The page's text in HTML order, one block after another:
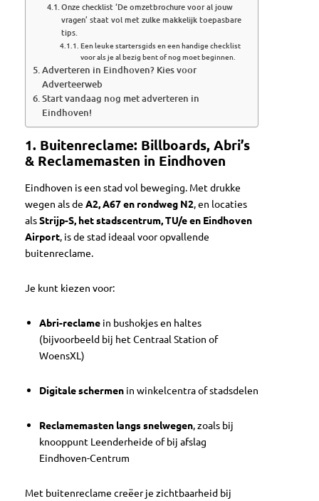
Onze checklist ‘De omzetbrochure voor al jouw
vragen’ staat vol met zulke makkelijk toepasbare
tips.
Een leuke startersgids en een handige checklist
voor als je al bezig bent of nog moet beginnen.
Adverteren in Eindhoven? Kies voor
Adverteerweb
Start vandaag nog met adverteren in
Eindhoven!
1. Buitenreclame: Billboards, Abri’s
& Reclamemasten in Eindhoven
Eindhoven is een stad vol beweging. Met drukke
wegen als de A2, A67 en rondweg N2, en locaties
alsStrijp-S, het stadscentrum, TU/e en Eindhoven
Airport, is de stad ideaal voor opvallende
buitenreclame.
Je kunt kiezen voor:
Abri-reclame in bushokjes en haltes
(bijvoorbeeld bij het Centraal Station of
WoensXL)
Digitale schermen in winkelcentra of stadsdelen
Reclamemasten langs snelwegen, zoals bij
knooppunt Leenderheide of bij afslag
Eindhoven-Centrum
Met buitenreclame creëer je zichtbaarheid bij